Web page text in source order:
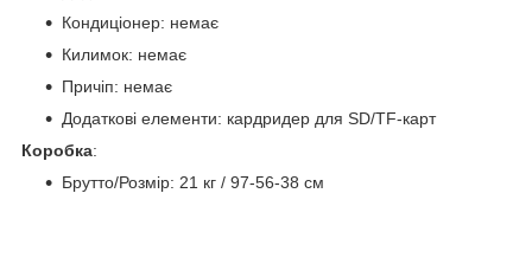
Кондиціонер: немає
Килимок: немає
Причіп: немає
Додаткові елементи: кардридер для SD/TF-карт
Коробка:
Брутто/Розмір: 21 кг / 97-56-38 см